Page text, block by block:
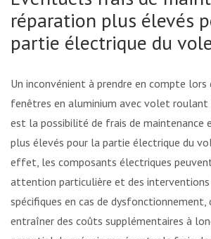
réparation plus élevés
partie électrique du
Un inconvénient à prendre en compte lors
fenêtres en aluminium avec volet
est la possibilité de frais de maintenance
plus élevés pour la partie électrique du
effet, les composants électriques
attention particulière et des interventions
spécifiques en cas de dysfonctionnement,
entraîner des coûts supplémentaires à